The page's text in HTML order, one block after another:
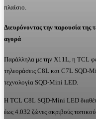
πλαίσιο.
Διευρύνοντας την παρουσία
αγορά
Παράλληλα με την X11L, η TCL
τηλεοράσεις C8L και C7L SQD-
τεχνολογία SQD-Mini LED.
Η TCL C8L SQD-Mini LED
έως 4.032 ζώνες ακριβούς